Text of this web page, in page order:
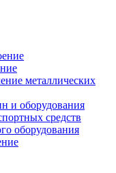
металлических
и оборудования
средств
оборудования